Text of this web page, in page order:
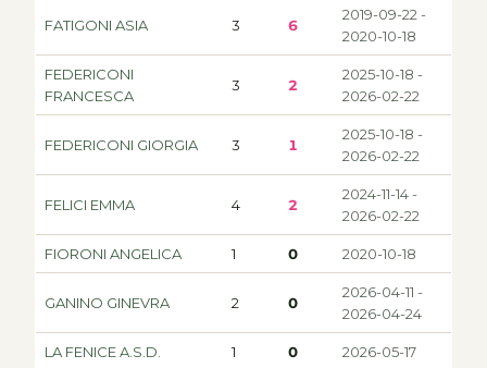
FATIGONI ASIA 3 6
2019-09-22 -
2020-10-18
FEDERICONI
FRANCESCA
3 2
2025-10-18 -
2026-02-22
FEDERICONI GIORGIA 3 1
2025-10-18 -
2026-02-22
FELICI EMMA 4 2
2024-11-14 -
2026-02-22
FIORONI ANGELICA 1 0 2020-10-18
GANINO GINEVRA 2 0
2026-04-11 -
2026-04-24
LA FENICE A.S.D. 1 0 2026-05-17